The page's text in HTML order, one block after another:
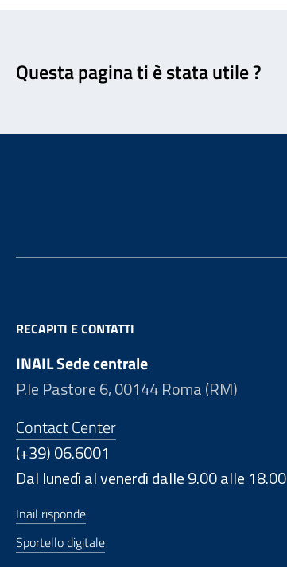
Questa pagina ti è stata utile ?
RECAPITI E CONTATTI
INAIL Sede centrale
P.le Pastore 6, 00144 Roma (RM)
Contact Center
(+39) 06.6001
Dal lunedì al venerdì dalle 9.00 alle 18.00
Inail risponde
Sportello digitale